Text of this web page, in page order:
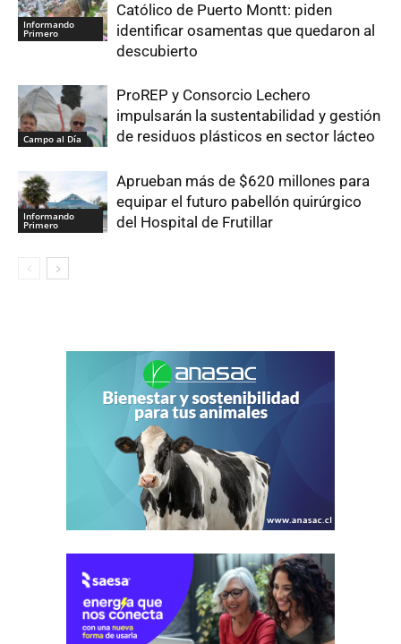
Informando
Primero
Católico de Puerto Montt: piden
identificar osamentas que quedaron al
descubierto
Campo al Día
ProREP y Consorcio Lechero
impulsarán la sustentabilidad y gestión
de residuos plásticos en sector lácteo
Informando
Primero
Aprueban más de $620 millones para
equipar el futuro pabellón quirúrgico
del Hospital de Frutillar